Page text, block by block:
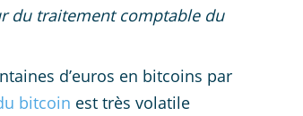
du traitement comptable du
d’euros en bitcoins par
bitcoin est très volatile